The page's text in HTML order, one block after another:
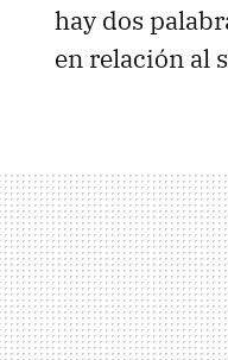
hay dos
en relación al